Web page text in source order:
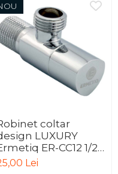
coltar
LUXURY
ER-CC12 1/2"
1/2", crom, din
alama
Lei